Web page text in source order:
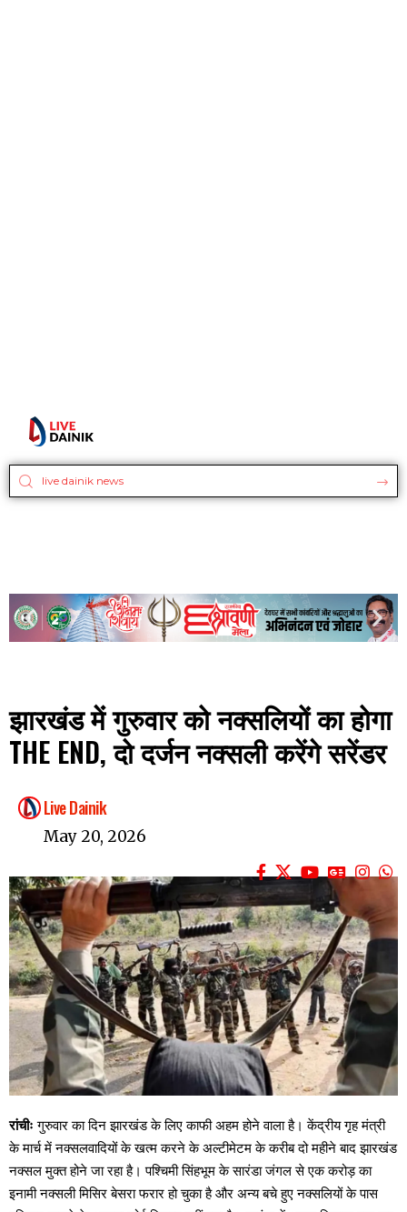
झारखंड में गुरुवार को नक्सलियों का होगा
THE END, दो दर्जन नक्सली करेंगे सरेंडर
Live Dainik
May 20, 2026
रांचीः गुरुवार का दिन झारखंड के लिए काफी अहम होने वाला है। केंद्रीय गृह मंत्री
के मार्च में नक्सलवादियों के खत्म करने के अल्टीमेटम के करीब दो महीने बाद झारखंड
नक्सल मुक्त होने जा रहा है। पश्चिमी सिंहभूम के सारंडा जंगल से एक करोड़ का
इनामी नक्सली मिसिर बेसरा फरार हो चुका है और अन्य बचे हुए नक्सलियों के पास